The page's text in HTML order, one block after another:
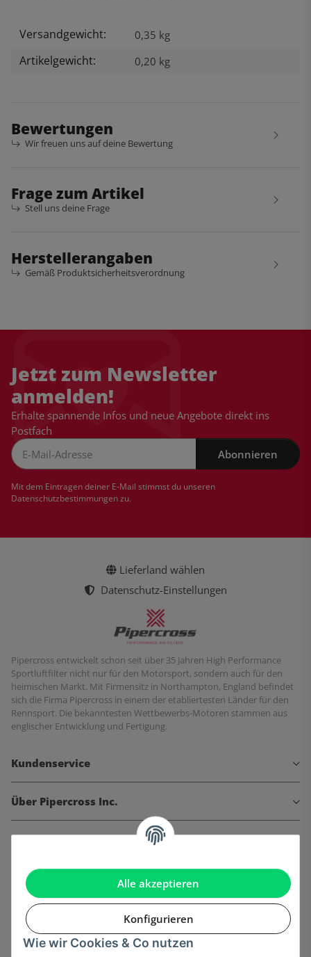
Alle akzeptieren
Konfigurieren
Wie wir Cookies & Co nutzen
Produkteigenschaft
Wert
Versandgewicht: 0,35 kg
Artikelgewicht: 0,20 kg
Bewertungen
Wir freuen uns auf deine Bewertung
Frage zum Artikel
Stell uns deine Frage
Herstellerangaben
Gemäß Produktsicherheitsverordnung
Jetzt zum Newsletter
anmelden!
Erhalte spannende Infos und neue Angebote direkt ins
Postfach
Abonnieren
Mit dem Eintragen deiner E-Mail stimmst du unseren
Datenschutzbestimmungenzu.
Lieferland wählen
Datenschutz-Einstellungen
Pipercross entwickelt schon seit über 35 Jahren High Performance
Sportluftfilter nicht nur für den Motorsport, sondern auch für den
heimischen Markt. Mit Firmensitz in Northampton, England befindet
sich die Firma Pipercross in einem der etabliertesten Länder für den
Rennsport. Die bekanntesten Wettbewerbs-Motoren stammen aus
englischer Entwicklung und Fertigung.
Kundenservice
Über Pipercross Inc.
Informationen
Gesetzliche Informationen